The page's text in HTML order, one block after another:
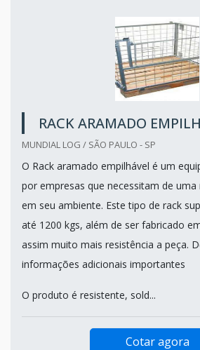
RACK ARAMADO
MUNDIAL LOG / SÃO PAULO - SP
O Rack aramado empilhável é um
por empresas que necessitam de
em seu ambiente. Este tipo de rack
até 1200 kgs, além de ser fabricado
assim muito mais resistência a peça.
informações adicionais importantes
O produto é resistente, sold...
Cotar agora